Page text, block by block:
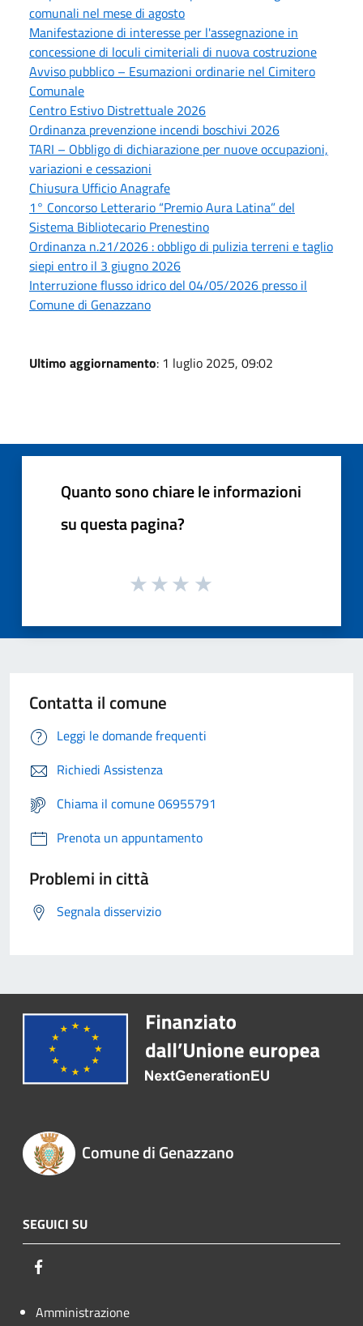
comunali nel mese di agosto
Manifestazione di interesse per l'assegnazione in
concessione di loculi cimiteriali di nuova costruzione
Avviso pubblico – Esumazioni ordinarie nel Cimitero
Comunale
Centro Estivo Distrettuale 2026
Ordinanza prevenzione incendi boschivi 2026
TARI – Obbligo di dichiarazione per nuove occupazioni,
variazioni e cessazioni
Chiusura Ufficio Anagrafe
1° Concorso Letterario “Premio Aura Latina” del
Sistema Bibliotecario Prenestino
Ordinanza n.21/2026 : obbligo di pulizia terreni e taglio
siepi entro il 3 giugno 2026
Interruzione flusso idrico del 04/05/2026 presso il
Comune di Genazzano
Ultimo aggiornamento: 1 luglio 2025, 09:02
Quanto sono chiare le informazioni
su questa pagina?
Contatta il comune
Leggi le domande frequenti
Richiedi Assistenza
Chiama il comune 06955791
Prenota un appuntamento
Problemi in città
Segnala disservizio
Comune di Genazzano
SEGUICI SU
Amministrazione